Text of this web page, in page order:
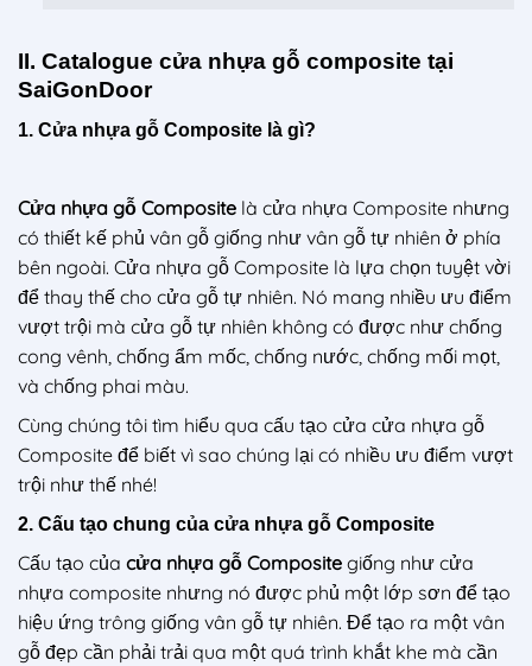
II. Catalogue cửa nhựa gỗ composite tại
SaiGonDoor
1. Cửa nhựa gỗ Composite là gì?
Cửa nhựa gỗ Composite là cửa nhựa Composite nhưng
có thiết kế phủ vân gỗ giống như vân gỗ tự nhiên ở phía
bên ngoài. Cửa nhựa gỗ Composite là lựa chọn tuyệt vời
để thay thế cho cửa gỗ tự nhiên. Nó mang nhiều ưu điểm
vượt trội mà cửa gỗ tự nhiên không có được như chống
cong vênh, chống ẩm mốc, chống nước, chống mối mọt,
và chống phai màu.
Cùng chúng tôi tìm hiểu qua cấu tạo cửa cửa nhựa gỗ
Composite để biết vì sao chúng lại có nhiều ưu điểm vượt
trội như thế nhé!
2. Cấu tạo chung của cửa nhựa gỗ Composite
Cấu tạo của cửa nhựa gỗ Composite giống như cửa
nhựa composite nhưng nó được phủ một lớp sơn để tạo
hiệu ứng trông giống vân gỗ tự nhiên. Để tạo ra một vân
gỗ đẹp cần phải trải qua một quá trình khắt khe mà cần